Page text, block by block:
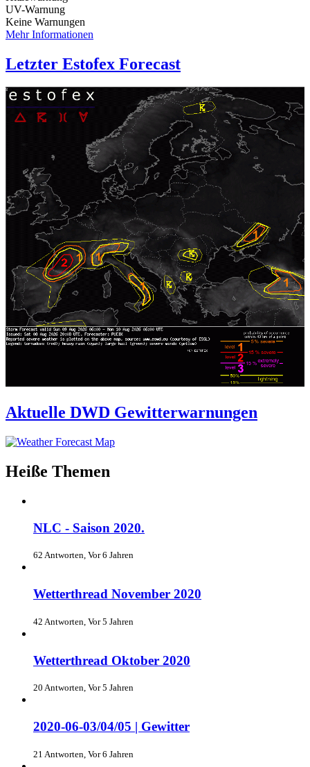
UV-Warnung
Keine Warnungen
Mehr Informationen
Letzter Estofex Forecast
Aktuelle DWD Gewitterwarnungen
Heiße Themen
NLC - Saison 2020.
62 Antworten, Vor 6 Jahren
Wetterthread November 2020
42 Antworten, Vor 5 Jahren
Wetterthread Oktober 2020
20 Antworten, Vor 5 Jahren
2020-06-03/04/05 | Gewitter
21 Antworten, Vor 6 Jahren